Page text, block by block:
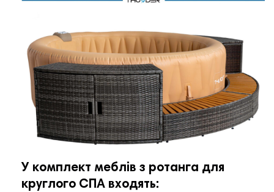
У комплект меблів з ротанга для
круглого СПА входять: